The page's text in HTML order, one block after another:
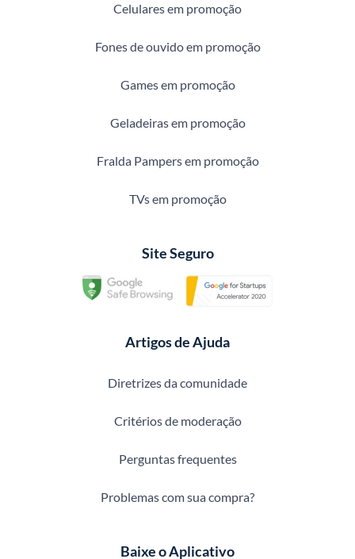
Celulares em promoção
Fones de ouvido em promoção
Games em promoção
Geladeiras em promoção
Fralda Pampers em promoção
TVs em promoção
Site Seguro
Artigos de Ajuda
Diretrizes da comunidade
Critérios de moderação
Perguntas frequentes
Problemas com sua compra?
Baixe o Aplicativo